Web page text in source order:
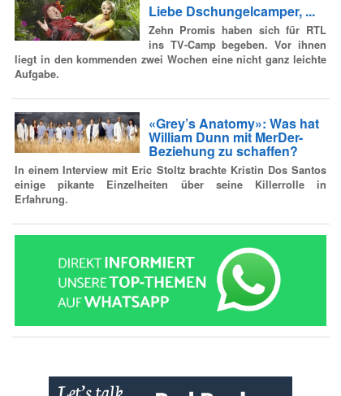
Liebe Dschungelcamper, ...
Zehn Promis haben sich für RTL
ins TV-Camp begeben. Vor ihnen
liegt in den kommenden zwei Wochen eine nicht ganz leichte
Aufgabe.
«Grey’s Anatomy»: Was hat
William Dunn mit MerDer-
Beziehung zu schaffen?
In einem Interview mit Eric Stoltz brachte Kristin Dos Santos
einige pikante Einzelheiten über seine Killerrolle in
Erfahrung.